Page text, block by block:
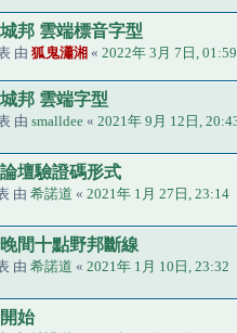
邦 雲端標音字型
由 狐鬼瀟湘 « 2022年 3月 7日, 01:59
邦 雲端字型
由 smalldee « 2021年 9月 12日,
壇驗證碼形式
由 希諾道 « 2021年 1月 27日, 23:14
間十點野邦斷線
由 希諾道 « 2021年 1月 10日, 23:32
始